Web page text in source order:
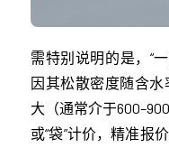
需特别说明的是，“
因其松散密度随含
大（通常介于
或“袋”计价，精准报